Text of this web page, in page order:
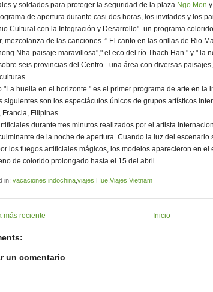
y soldados para proteger la seguridad de la plaza Ngo Mon
de apertura durante casi dos horas, los invitados y los
Cultural con la Integración y Desarrollo"- un programa
mezcolanza de las canciones :" El canto en las orillas de Rio
Nha-paisaje maravillosa"," el eco del río Thach Han " y " la
seis provincias del Centro - una área con diversas
"La huella en el horizonte " es el primer programa de arte en la
siguientes son los espectáculos únicos de grupos artísticos
Francia, Filipinas.
durante tres minutos realizados por el artista
de la noche de apertura. Cuando la luz del escenario
los fuegos artificiales mágicos, los modelos aparecieron en el
de colorido prolongado hasta el 15 del abril.
in: vacaciones indochina viajes Hue Viajes Vietnam
más reciente Inicio
un comentario